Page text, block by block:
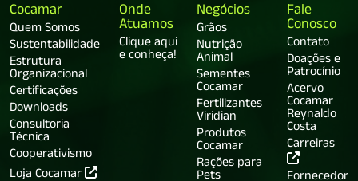
Cocamar
Quem Somos
Sustentabilidade
Estrutura
Organizacional
Certificações
Downloads
Consultoria
Técnica
Cooperativismo
Loja Cocamar
Onde
Atuamos
Clique aqui
e conheça!
Negócios
Grãos
Nutrição
Animal
Sementes
Cocamar
Fertilizantes
Viridian
Produtos
Cocamar
Rações para
Pets
Fale
Conosco
Contato
Doações e
Patrocínio
Acervo
Cocamar
Reynaldo
Costa
Carreiras